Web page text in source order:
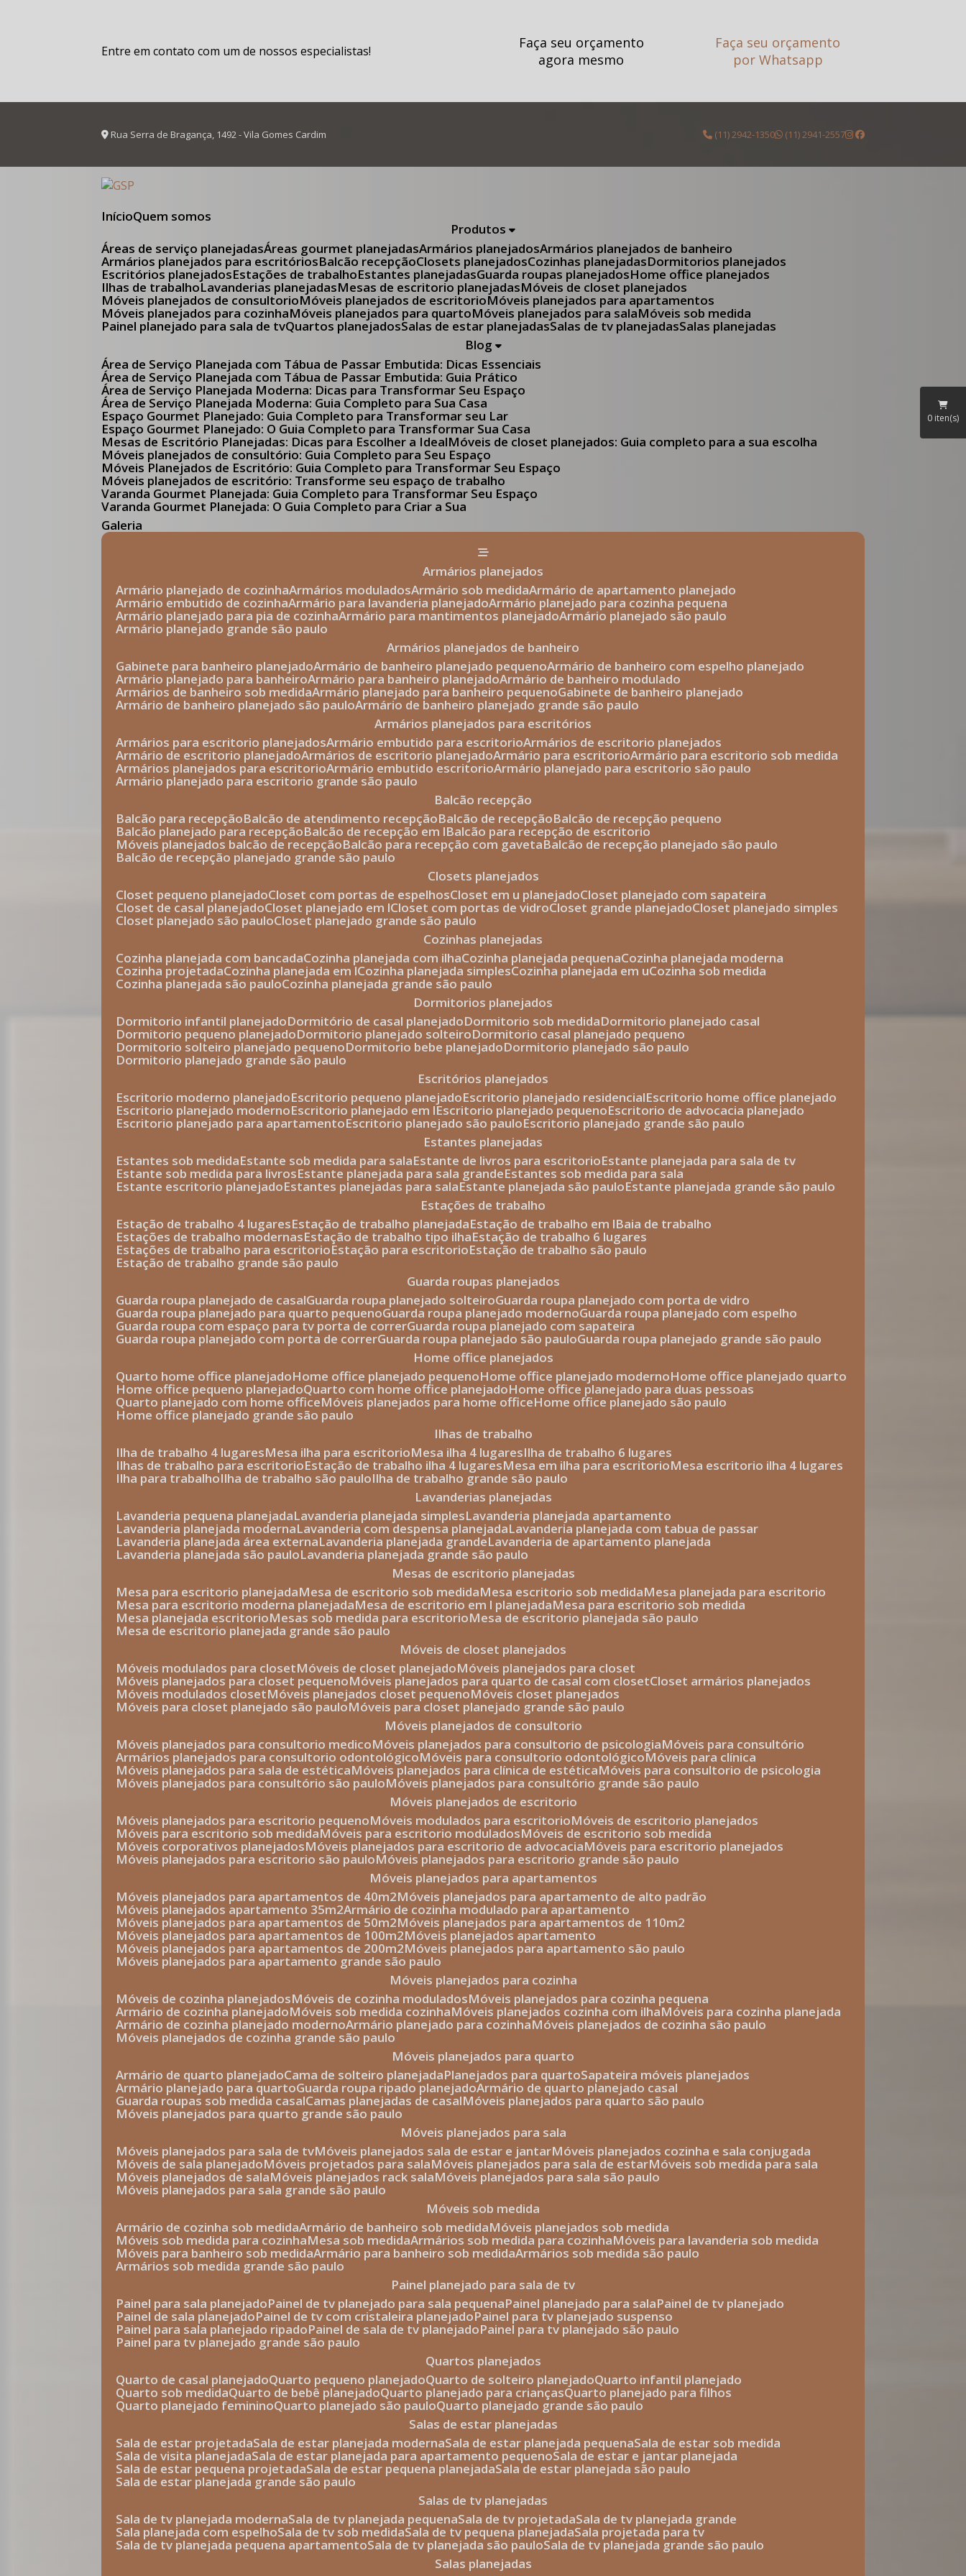
Entre em contato com um de nossos especialistas!
Faça seu orçamento
agora mesmo
Faça seu orçamento
por Whatsapp
Rua Serra de Bragança, 1492 - Vila Gomes Cardim (11) 2942-1350 (11) 2941-2557
Início Quem somos
Produtos
Áreas de serviço planejadas Áreas gourmet planejadas Armários planejados Armários planejados de banheiro
Armários planejados para escritórios Balcão recepção Closets planejados Cozinhas planejadas Dormitorios planejados
Escritórios planejados Estações de trabalho Estantes planejadas Guarda roupas planejados Home office planejados
Ilhas de trabalho Lavanderias planejadas Mesas de escritorio planejadas Móveis de closet planejados
Móveis planejados de consultorio Móveis planejados de escritorio Móveis planejados para apartamentos
Móveis planejados para cozinha Móveis planejados para quarto Móveis planejados para sala Móveis sob medida
Painel planejado para sala de tv Quartos planejados Salas de estar planejadas Salas de tv planejadas Salas planejadas
Blog
Área de Serviço Planejada com Tábua de Passar Embutida: Dicas Essenciais
Área de Serviço Planejada com Tábua de Passar Embutida: Guia Prático
Área de Serviço Planejada Moderna: Dicas para Transformar Seu Espaço
Área de Serviço Planejada Moderna: Guia Completo para Sua Casa
Espaço Gourmet Planejado: Guia Completo para Transformar seu Lar
Espaço Gourmet Planejado: O Guia Completo para Transformar Sua Casa
Mesas de Escritório Planejadas: Dicas para Escolher a Ideal Móveis de closet planejados: Guia completo para a sua escolha
Móveis planejados de consultório: Guia Completo para Seu Espaço
Móveis Planejados de Escritório: Guia Completo para Transformar Seu Espaço
Móveis planejados de escritório: Transforme seu espaço de trabalho
Varanda Gourmet Planejada: Guia Completo para Transformar Seu Espaço
Varanda Gourmet Planejada: O Guia Completo para Criar a Sua
Galeria
armários planejados
armário planejado de cozinha armários modulados armário sob medida armário de apartamento planejado
armário embutido de cozinha armário para lavanderia planejado armário planejado para cozinha pequena
armário planejado para pia de cozinha armário para mantimentos planejado armário planejado são paulo
armário planejado grande são paulo
armários planejados de banheiro
gabinete para banheiro planejado armário de banheiro planejado pequeno armário de banheiro com espelho planejado
armário planejado para banheiro armário para banheiro planejado armário de banheiro modulado
armários de banheiro sob medida armário planejado para banheiro pequeno gabinete de banheiro planejado
armário de banheiro planejado são paulo armário de banheiro planejado grande são paulo
armários planejados para escritórios
armários para escritorio planejados armário embutido para escritorio armários de escritorio planejados
armário de escritorio planejado armários de escritorio planejado armário para escritorio armário para escritorio sob medida
armários planejados para escritorio armário embutido escritorio armário planejado para escritorio são paulo
armário planejado para escritorio grande são paulo
balcão recepção
balcão para recepção
balcão de atendimento recepção balcão de recepção balcão de recepção pequeno
balcão planejado para recepção balcão de recepção em l balcão para recepção de escritorio
móveis planejados balcão de recepção balcão para recepção com gaveta balcão de recepção planejado são paulo
balcão de recepção planejado grande são paulo
closets planejados
closet pequeno planejado closet com portas de espelhos closet em u planejado closet planejado com sapateira
closet de casal planejado closet planejado em l closet com portas de vidro closet grande planejado closet planejado simples
closet planejado são paulo closet planejado grande são paulo
cozinhas planejadas
cozinha planejada com bancada cozinha planejada com ilha cozinha planejada pequena cozinha planejada moderna
cozinha projetada cozinha planejada em l cozinha planejada simples cozinha planejada em u cozinha sob medida
cozinha planejada são paulo cozinha planejada grande são paulo
dormitorios planejados
dormitorio infantil planejado
dormitório de casal planejado dormitorio sob medida dormitorio planejado casal
dormitorio pequeno planejado dormitorio planejado solteiro dormitorio casal planejado pequeno
dormitorio solteiro planejado pequeno dormitorio bebe planejado dormitorio planejado são paulo
dormitorio planejado grande são paulo
escritórios planejados
escritorio moderno planejado escritorio pequeno planejado escritorio planejado residencial escritorio home office planejado
escritorio planejado moderno escritorio planejado em l escritorio planejado pequeno escritorio de advocacia planejado
escritorio planejado para apartamento escritorio planejado são paulo escritorio planejado grande são paulo
estantes planejadas
estantes sob medida estante sob medida para sala estante de livros para escritorio estante planejada para sala de tv
estante sob medida para livros estante planejada para sala grande estantes sob medida para sala
estante escritorio planejado estantes planejadas para sala estante planejada são paulo estante planejada grande são paulo
estações de trabalho
estação de trabalho 4 lugares estação de trabalho planejada estação de trabalho em l baia de trabalho
estações de trabalho modernas estação de trabalho tipo ilha estação de trabalho 6 lugares
estações de trabalho para escritorio estação para escritorio estação de trabalho são paulo
estação de trabalho grande são paulo
guarda roupas planejados
guarda roupa planejado de casal
guarda roupa planejado solteiro guarda roupa planejado com porta de vidro
guarda roupa planejado para quarto pequeno guarda roupa planejado moderno guarda roupa planejado com espelho
guarda roupa com espaço para tv porta de correr guarda roupa planejado com sapateira
guarda roupa planejado com porta de correr guarda roupa planejado são paulo
guarda roupa planejado grande são paulo
home office planejados
quarto home office planejado
home office planejado pequeno home office planejado moderno home office planejado quarto
home office pequeno planejado quarto com home office planejado home office planejado para duas pessoas
quarto planejado com home office móveis planejados para home office home office planejado são paulo
home office planejado grande são paulo
ilhas de trabalho
ilha de trabalho 4 lugares
mesa ilha para escritorio mesa ilha 4 lugares ilha de trabalho 6 lugares
ilhas de trabalho para escritorio estação de trabalho ilha 4 lugares mesa em ilha para escritorio mesa escritorio ilha 4 lugares
ilha para trabalho ilha de trabalho são paulo ilha de trabalho grande são paulo
lavanderias planejadas
lavanderia pequena planejada lavanderia planejada simples lavanderia planejada apartamento
lavanderia planejada moderna lavanderia com despensa planejada lavanderia planejada com tabua de passar
lavanderia planejada área externa lavanderia planejada grande lavanderia de apartamento planejada
lavanderia planejada são paulo lavanderia planejada grande são paulo
mesas de escritorio planejadas
mesa para escritorio planejada
mesa de escritorio sob medida mesa escritorio sob medida mesa planejada para escritorio
mesa para escritorio moderna planejada mesa de escritorio em l planejada mesa para escritorio sob medida
mesa planejada escritorio mesas sob medida para escritorio mesa de escritorio planejada são paulo
mesa de escritorio planejada grande são paulo
móveis de closet planejados
móveis modulados para closet
móveis de closet planejado móveis planejados para closet
móveis planejados para closet pequeno móveis planejados para quarto de casal com closet closet armários planejados
móveis modulados closet móveis planejados closet pequeno móveis closet planejados
móveis para closet planejado são paulo
móveis para closet planejado grande são paulo
móveis planejados de consultorio
móveis planejados para consultorio medico
móveis planejados para consultorio de psicologia móveis para consultório
armários planejados para consultorio odontológico móveis para consultorio odontológico móveis para clínica
móveis planejados para sala de estética móveis planejados para clínica de estética móveis para consultorio de psicologia
móveis planejados para consultório são paulo
móveis planejados para consultório grande são paulo
móveis planejados de escritorio
móveis planejados para escritorio pequeno
móveis modulados para escritorio móveis de escritorio planejados
móveis para escritorio sob medida móveis para escritorio modulados móveis de escritorio sob medida
móveis corporativos planejados móveis planejados para escritorio de advocacia móveis para escritorio planejados
móveis planejados para escritorio são paulo
móveis planejados para escritorio grande são paulo
móveis planejados para apartamentos
móveis planejados para apartamentos de 40m2
móveis planejados para apartamento de alto padrão
móveis planejados apartamento 35m2 armário de cozinha modulado para apartamento
móveis planejados para apartamentos de 50m2 móveis planejados para apartamentos de 110m2
móveis planejados para apartamentos de 100m2 móveis planejados apartamento
móveis planejados para apartamentos de 200m2 móveis planejados para apartamento são paulo
móveis planejados para apartamento grande são paulo
móveis planejados para cozinha
móveis de cozinha planejados
móveis de cozinha modulados móveis planejados para cozinha pequena
armário de cozinha planejado móveis sob medida cozinha móveis planejados cozinha com ilha móveis para cozinha planejada
armário de cozinha planejado moderno armário planejado para cozinha móveis planejados de cozinha são paulo
móveis planejados de cozinha grande são paulo
móveis planejados para quarto
armário de quarto planejado cama de solteiro planejada planejados para quarto sapateira móveis planejados
armário planejado para quarto guarda roupa ripado planejado armário de quarto planejado casal
guarda roupas sob medida casal camas planejadas de casal móveis planejados para quarto são paulo
móveis planejados para quarto grande são paulo
móveis planejados para sala
móveis planejados para sala de tv
móveis planejados sala de estar e jantar móveis planejados cozinha e sala conjugada
móveis de sala planejado móveis projetados para sala móveis planejados para sala de estar móveis sob medida para sala
móveis planejados de sala móveis planejados rack sala móveis planejados para sala são paulo
móveis planejados para sala grande são paulo
móveis sob medida
armário de cozinha sob medida armário de banheiro sob medida móveis planejados sob medida
móveis sob medida para cozinha mesa sob medida armários sob medida para cozinha móveis para lavanderia sob medida
móveis para banheiro sob medida armário para banheiro sob medida armários sob medida são paulo
armários sob medida grande são paulo
painel planejado para sala de tv
painel para sala planejado painel de tv planejado para sala pequena painel planejado para sala painel de tv planejado
painel de sala planejado painel de tv com cristaleira planejado painel para tv planejado suspenso
painel para sala planejado ripado painel de sala de tv planejado painel para tv planejado são paulo
painel para tv planejado grande são paulo
quartos planejados
quarto de casal planejado
quarto pequeno planejado quarto de solteiro planejado quarto infantil planejado
quarto sob medida quarto de bebê planejado quarto planejado para crianças quarto planejado para filhos
quarto planejado feminino quarto planejado são paulo
quarto planejado grande são paulo
salas de estar planejadas
sala de estar projetada sala de estar planejada moderna sala de estar planejada pequena sala de estar sob medida
sala de visita planejada sala de estar planejada para apartamento pequeno sala de estar e jantar planejada
sala de estar pequena projetada sala de estar pequena planejada sala de estar planejada são paulo
sala de estar planejada grande são paulo
salas de tv planejadas
sala de tv planejada moderna sala de tv planejada pequena sala de tv projetada sala de tv planejada grande
sala planejada com espelho sala de tv sob medida sala de tv pequena planejada sala projetada para tv
sala de tv planejada pequena apartamento sala de tv planejada são paulo sala de tv planejada grande são paulo
salas planejadas
0 iten(s)